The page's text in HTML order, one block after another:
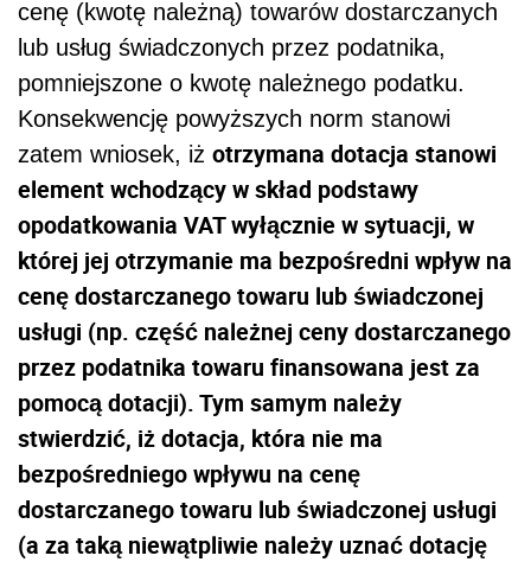
cenę (kwotę należną) towarów dostarczanych
lub usług świadczonych przez podatnika,
pomniejszone o kwotę należnego podatku.
Konsekwencję powyższych norm stanowi
zatem wniosek, iż otrzymana dotacja stanowi
element wchodzący w skład podstawy
opodatkowania VAT wyłącznie w sytuacji, w
której jej otrzymanie ma bezpośredni wpływ na
cenę dostarczanego towaru lub świadczonej
usługi (np. część należnej ceny dostarczanego
przez podatnika towaru finansowana jest za
pomocą dotacji). Tym samym należy
stwierdzić, iż dotacja, która nie ma
bezpośredniego wpływu na cenę
dostarczanego towaru lub świadczonej usługi
(a za taką niewątpliwie należy uznać dotację